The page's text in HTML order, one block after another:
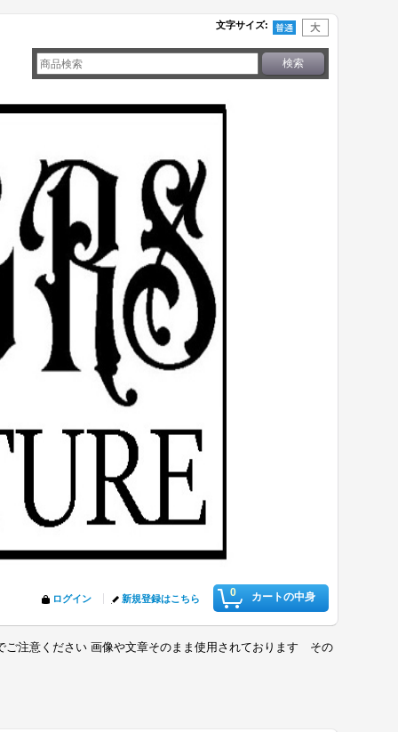
文字サイズ:
0 カートの中身
ログイン 新規登録はこちら
ご注意ください 画像や文章そのまま使用されております その